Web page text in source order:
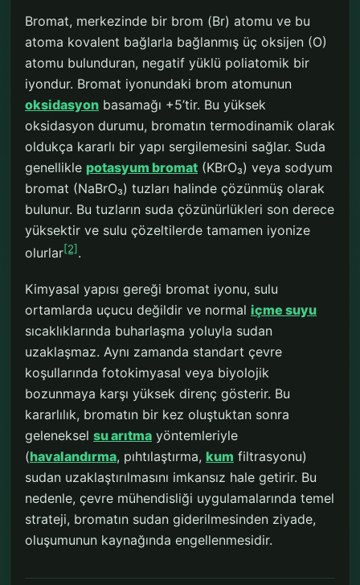
Bromat, merkezinde bir brom (Br) atomu ve bu
atoma kovalent bağlarla bağlanmış üç oksijen (O)
atomu bulunduran, negatif yüklü poliatomik bir
iyondur. Bromat iyonundaki brom atomunun
oksidasyon basamağı +5’tir. Bu yüksek
oksidasyon durumu, bromatın termodinamik olarak
oldukça kararlı bir yapı sergilemesini sağlar. Suda
genellikle potasyum bromat (KBrO₃) veya sodyum
bromat (NaBrO₃) tuzları halinde çözünmüş olarak
bulunur. Bu tuzların suda çözünürlükleri son derece
yüksektir ve sulu çözeltilerde tamamen iyonize
olurlar[2] .
Kimyasal yapısı gereği bromat iyonu, sulu
ortamlarda uçucu değildir ve normal içme suyu
sıcaklıklarında buharlaşma yoluyla sudan
uzaklaşmaz. Aynı zamanda standart çevre
koşullarında fotokimyasal veya biyolojik
bozunmaya karşı yüksek direnç gösterir. Bu
kararlılık, bromatın bir kez oluştuktan sonra
geleneksel su arıtma yöntemleriyle
(havalandırma, pıhtılaştırma, kum filtrasyonu)
sudan uzaklaştırılmasını imkansız hale getirir. Bu
nedenle, çevre mühendisliği uygulamalarında temel
strateji, bromatın sudan giderilmesinden ziyade,
oluşumunun kaynağında engellenmesidir.